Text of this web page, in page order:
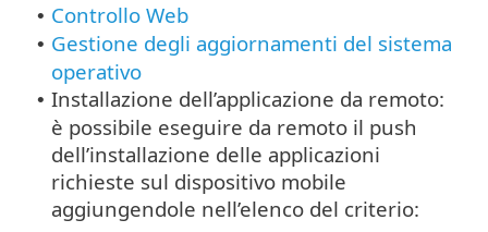
• Controllo Web
• Gestione degli aggiornamenti del sistema
operativo
• Installazione dell’applicazione da remoto:
è possibile eseguire da remoto il push
dell’installazione delle applicazioni
richieste sul dispositivo mobile
aggiungendole nell’elenco del criterio: